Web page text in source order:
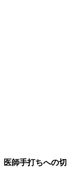
医師手打ちへの切